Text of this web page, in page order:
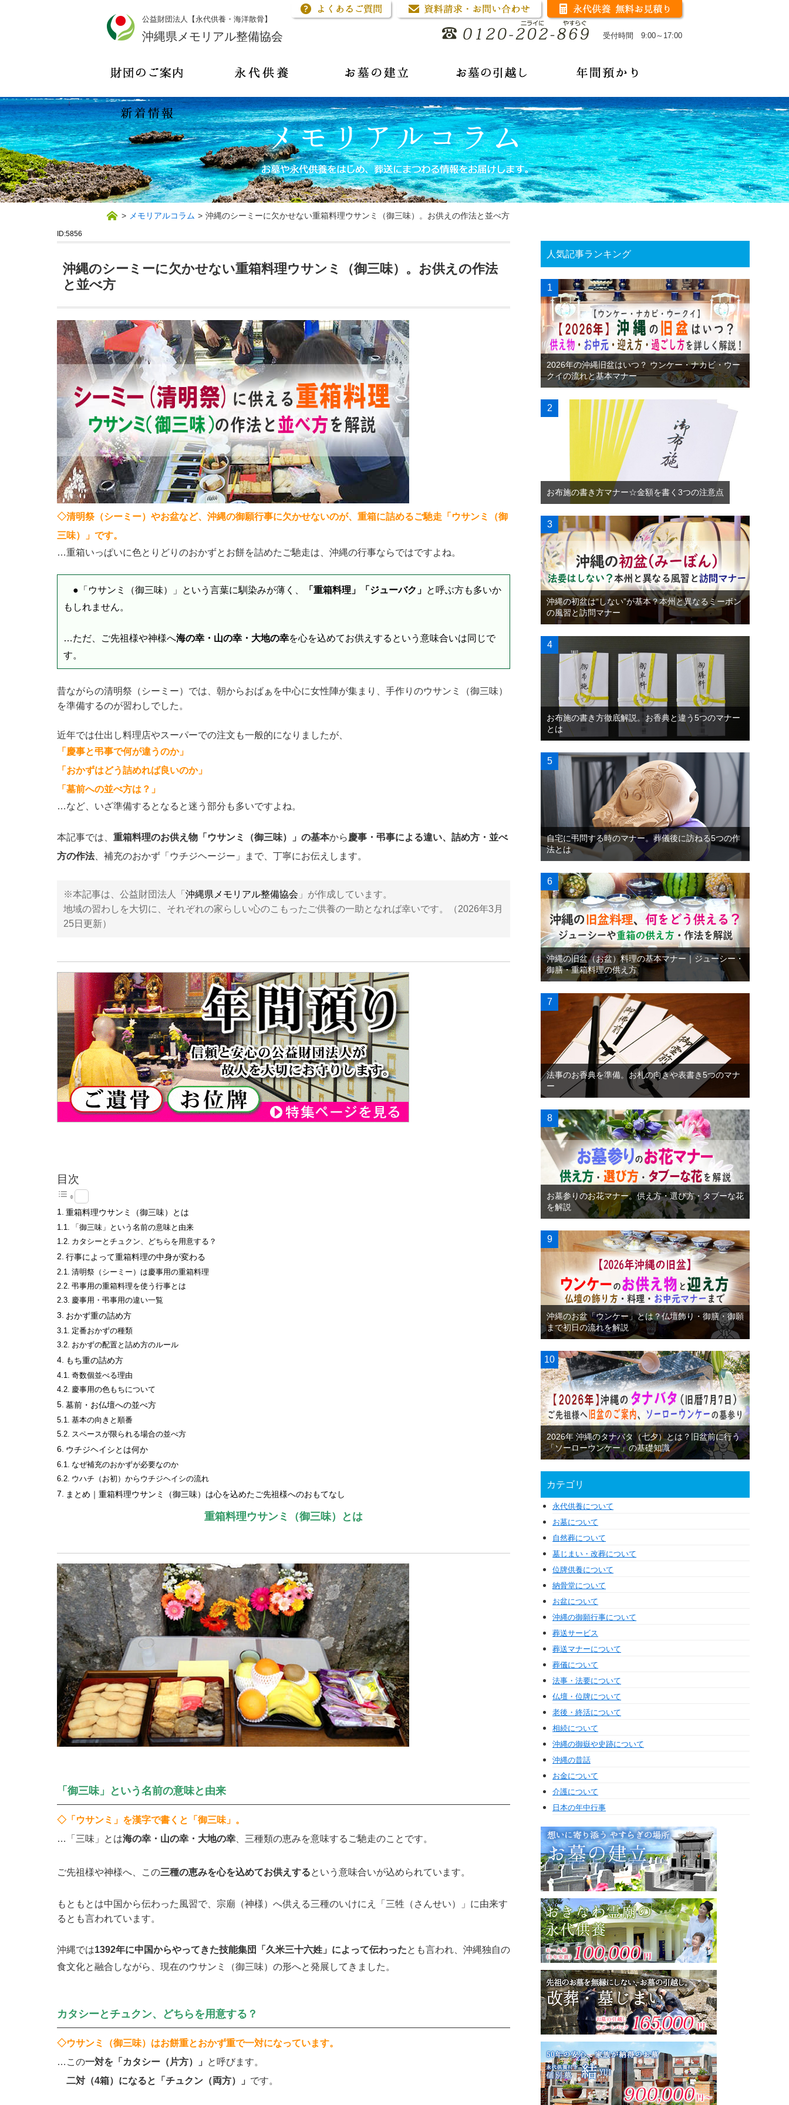
公益財団法人【永代供養・海洋散骨】
沖縄県メモリアル整備協会 受付時間 9:00～17:00
> メモリアルコラム > 沖縄のシーミーに欠かせない重箱料理ウサンミ（御三味）。お供えの作法と並べ方
ID:5856
沖縄のシーミーに欠かせない重箱料理ウサンミ（御三味）。お供えの作法
と並べ方
◇清明祭（シーミー）やお盆など、沖縄の御願行事に欠かせないのが、重箱に詰めるご馳走「ウサンミ（御
三味）」です。
…重箱いっぱいに色とりどりのおかずとお餅を詰めたご馳走は、沖縄の行事ならではですよね。
●「ウサンミ（御三味）」という言葉に馴染みが薄く、 「重箱料理」「ジューバク」 と呼ぶ方も多いか
もしれません。
…ただ、ご先祖様や神様へ海の幸・山の幸・大地の幸を心を込めてお供えするという意味合いは同じで
す。
昔ながらの清明祭（シーミー）では、朝からおばぁを中心に女性陣が集まり、手作りのウサンミ（御三味）
を準備するのが習わしでした。
近年では仕出し料理店やスーパーでの注文も一般的になりましたが、
「慶事と弔事で何が違うのか」
「おかずはどう詰めれば良いのか」
「墓前への並べ方は？」
…など、いざ準備するとなると迷う部分も多いですよね。
本記事では、 重箱料理のお供え物「ウサンミ（御三味）」の基本から 慶事・弔事による違い、詰め方・並べ
方の作法、補充のおかず「ウチジヘージー」まで、丁寧にお伝えします。
※本記事は、公益財団法人「 沖縄県メモリアル整備協会 」が作成しています。
地域の習わしを大切に、それぞれの家らしい心のこもったご供養の一助となれば幸いです。（2026年3月
25日更新）
目次
重箱料理ウサンミ（御三味）とは
「御三味」という名前の意味と由来
カタシーとチュクン、どちらを用意する？
行事によって重箱料理の中身が変わる
清明祭（シーミー）は慶事用の重箱料理
弔事用の重箱料理を使う行事とは
慶事用・弔事用の違い一覧
おかず重の詰め方
定番おかずの種類
おかずの配置と詰め方のルール
もち重の詰め方
奇数個並べる理由
慶事用の色もちについて
墓前・お仏壇への並べ方
基本の向きと順番
スペースが限られる場合の並べ方
ウチジヘイシとは何か
なぜ補充のおかずが必要なのか
ウハチ（お初）からウチジヘイシの流れ
まとめ｜重箱料理ウサンミ（御三味）は心を込めたご先祖様へのおもてなし
重箱料理ウサンミ（御三味）とは
「御三味」という名前の意味と由来
◇「ウサンミ」を漢字で書くと「御三味」。
…「三味」とは海の幸・山の幸・大地の幸 、三種類の恵みを意味するご馳走のことです。
ご先祖様や神様へ、この三種の恵みを心を込めてお供えするという意味合いが込められています。
もともとは中国から伝わった風習で、宗廟（神様）へ供える三種のいけにえ「三牲（さんせい）」に由来す
るとも言われています。
沖縄では1392年に中国からやってきた技能集団「久米三十六姓」によって伝わったとも言われ、沖縄独自の
食文化と融合しながら、現在のウサンミ（御三味）の形へと発展してきました。
カタシーとチュクン、どちらを用意する？
◇ウサンミ（御三味）はお餅重とおかず重で一対になっています。
…この一対を「カタシー（片方）」
と呼びます。
二対（4箱）になると「チュクン（両方）」 です。
人気記事ランキング
2026年の沖縄旧盆はいつ？ ウンケー・ナカビ・ウー
クイの流れと基本マナー
お布施の書き方マナー☆金額を書く3つの注意点
沖縄の初盆は“しない”が基本？本州と異なるミーボン
の風習と訪問マナー
お布施の書き方徹底解説。お香典と違う5つのマナー
とは
自宅に弔問する時のマナー。葬儀後に訪ねる5つの作
法とは
沖縄の旧盆（お盆）料理の基本マナー｜ジューシー・
御膳・重箱料理の供え方
法事のお香典を準備。お札の向きや表書き5つのマナ
ー
お墓参りのお花マナー。供え方・選び方・タブーな花
を解説
沖縄のお盆「ウンケー」とは？仏壇飾り・御膳・御願
まで初日の流れを解説
2026年 沖縄のタナバタ（七夕）とは？旧盆前に行う
「ソーローウンケー」の基礎知識
カテゴリ
永代供養について
お墓について
自然葬について
墓じまい・改葬について
位牌供養について
納骨堂について
お盆について
沖縄の御願行事について
葬送サービス
葬送マナーについて
葬儀について
法事・法要について
仏壇・位牌について
老後・終活について
相続について
沖縄の御嶽や史跡について
沖縄の昔話
お金について
介護について
日本の年中行事